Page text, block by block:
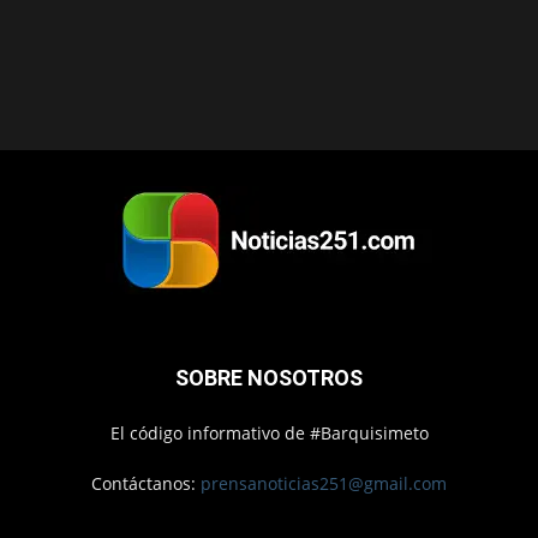
SOBRE NOSOTROS
El código informativo de #Barquisimeto
Contáctanos: prensanoticias251@gmail.com